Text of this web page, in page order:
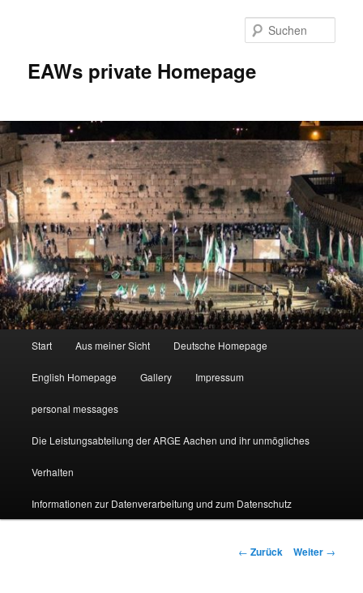
EAWs private Homepage
Start Aus meiner Sicht Deutsche Homepage
English Homepage Gallery Impressum
personal messages
Die Leistungsabteilung der ARGE Aachen und ihr unmögliches
Verhalten
Informationen zur Datenverarbeitung und zum Datenschutz
Beitragsnavigation
← Zurück Weiter →